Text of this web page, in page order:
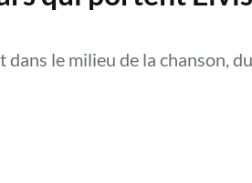
dans le milieu de la chanson,